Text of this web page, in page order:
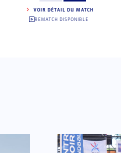
VOIR DÉTAIL DU MATCH
REMATCH DISPONIBLE